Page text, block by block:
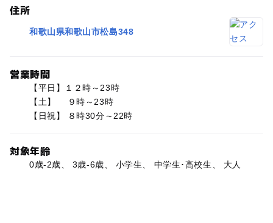
住所
和歌山県和歌山市松島348
営業時間
【平日】１２時～23時
【土】 ９時～23時
【日祝】 ８時30分～22時
対象年齢
0歳-2歳、 3歳-6歳、 小学生、 中学生･高校生、 大人